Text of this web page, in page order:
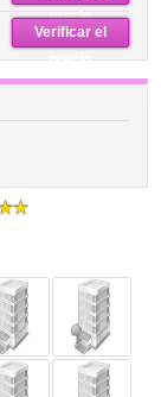
precio
Verificar el
precio